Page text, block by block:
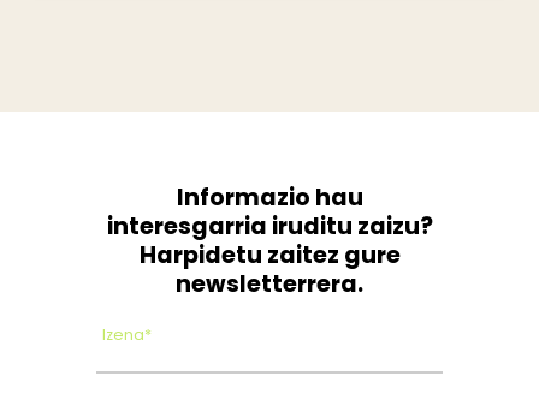
Informazio hau
interesgarria iruditu zaizu?
Harpidetu zaitez gure
newsletterrera.
Izena*